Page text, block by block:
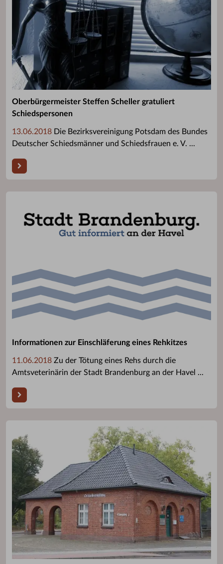
Oberbürgermeister Steffen Scheller gratuliert
Schiedspersonen
13.06.2018 Die Bezirksvereinigung Potsdam des Bundes
Deutscher Schiedsmänner und Schiedsfrauen e. V. ...
Informationen zur Einschläferung eines Rehkitzes
11.06.2018 Zu der Tötung eines Rehs durch die
Amtsveterinärin der Stadt Brandenburg an der Havel ...